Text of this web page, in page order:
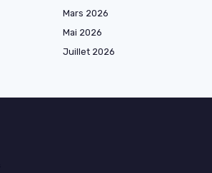
Mars 2026
Mai 2026
Juillet 2026